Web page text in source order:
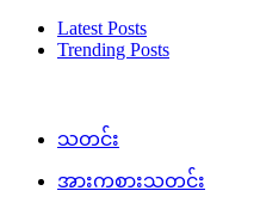
Latest Posts
Trending Posts
သတင်း
အားကစားသတင်း